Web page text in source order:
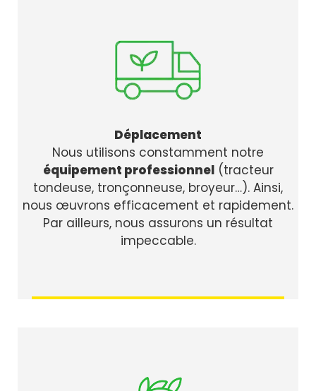
Déplacement
Nous utilisons constamment notre
équipement professionnel(tracteur
tondeuse, tronçonneuse, broyeur…). Ainsi,
nous œuvrons efficacement et rapidement.
Par ailleurs, nous assurons un résultat
impeccable.